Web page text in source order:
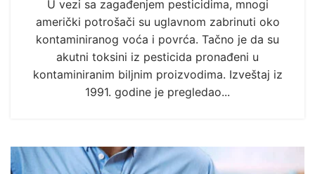
U vezi sa zagađenjem pesticidima, mnogi
američki potrošači su uglavnom zabrinuti oko
kontaminiranog voća i povrća. Tačno je da su
akutni toksini iz pesticida pronađeni u
kontaminiranim biljnim proizvodima. Izveštaj iz
1991. godine je pregledao...